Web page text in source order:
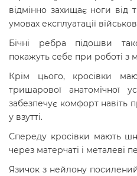
відмінно захищає ноги
умовах експлуатації
Бічні ребра підошви
покажуть себе при роботі з
Крім цього, кросівки
тришарової анатомічної
забезпечує комфорт навіть
у взутті.
Спереду кросівки мають
через матерчаті і металеві
Язичок з нейлону